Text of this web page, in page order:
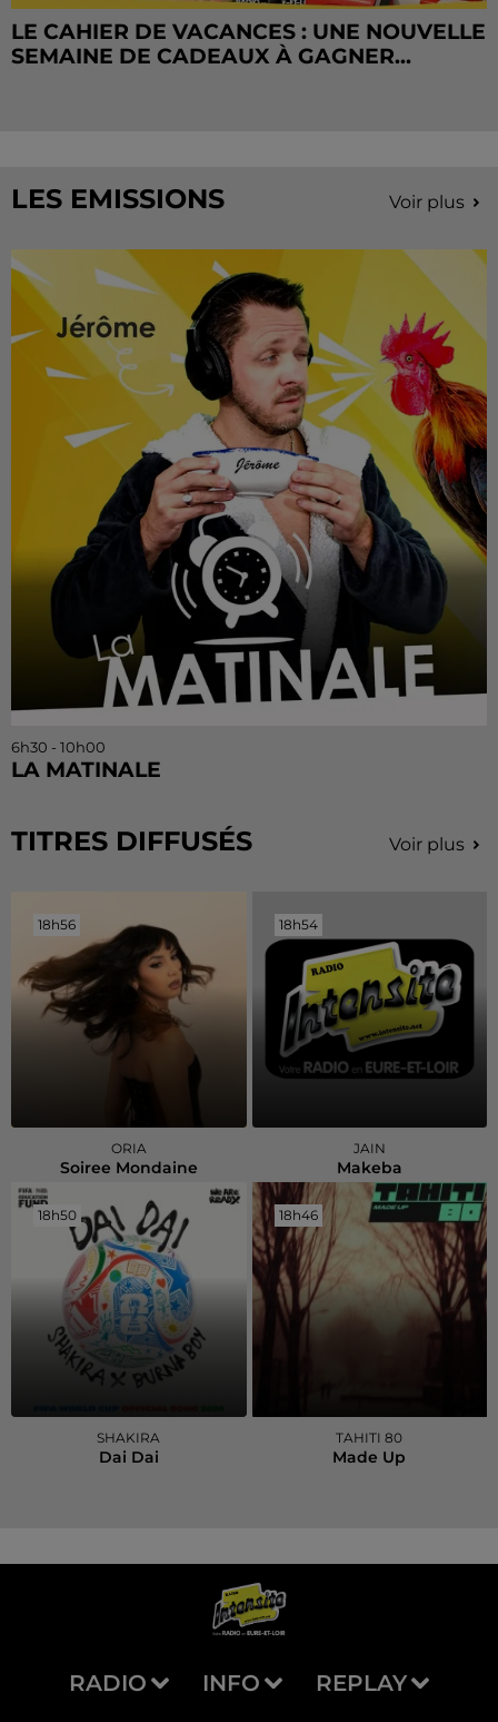
LE CAHIER DE VACANCES : UNE NOUVELLE
SEMAINE DE CADEAUX À GAGNER...
LES EMISSIONS Voir plus
6h30 - 10h00
LA MATINALE
TITRES DIFFUSÉS Voir plus
18h56
18h56
ORIA
Soiree Mondaine
18h54
18h54
JAIN
Makeba
18h50
18h50
SHAKIRA
Dai Dai
18h46
18h46
TAHITI 80
Made Up
RADIO INFO REPLAY